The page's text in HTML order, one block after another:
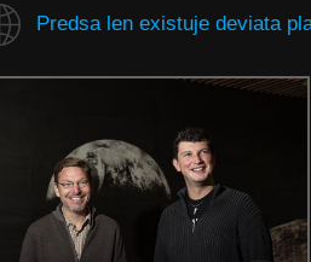
Predsa len existuje deviata